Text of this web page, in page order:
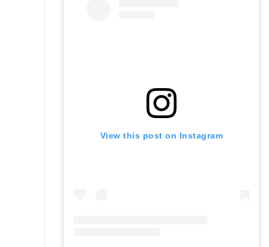
View this post on Instagram